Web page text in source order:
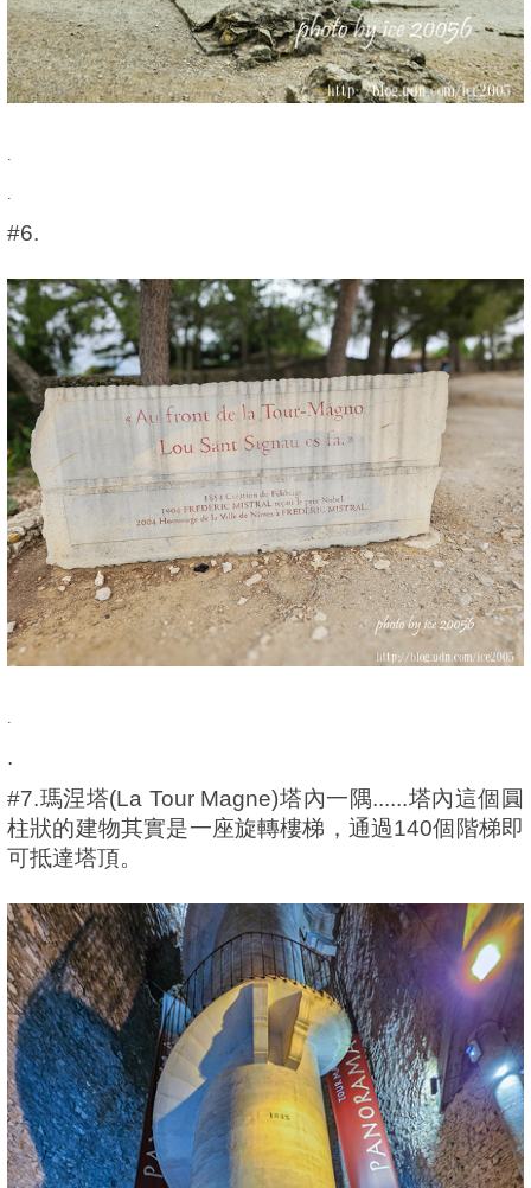
#6.
.
#7.瑪涅塔(La Tour Magne)塔內一隅......塔內這個圓
柱狀的建物其實是一座旋轉樓梯，通過140個階梯即
可抵達塔頂。